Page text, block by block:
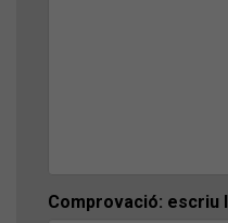
Comprovació: escriu